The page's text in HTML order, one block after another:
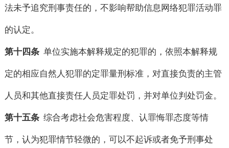
法未予追究刑事责任的，不影响帮助信息网络犯罪活动罪
的认定。
第十四条 单位实施本解释规定的犯罪的，依照本解释规
定的相应自然人犯罪的定罪量刑标准，对直接负责的主管
人员和其他直接责任人员定罪处罚，并对单位判处罚金。
第十五条 综合考虑社会危害程度、认罪悔罪态度等情
节，认为犯罪情节轻微的，可以不起诉或者免予刑事处